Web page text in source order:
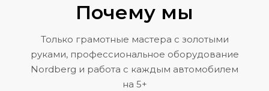
Почему мы
Только грамотные мастера с золотыми
руками, профессиональное оборудование
Nordberg и работа с каждым автомобилем
на 5+